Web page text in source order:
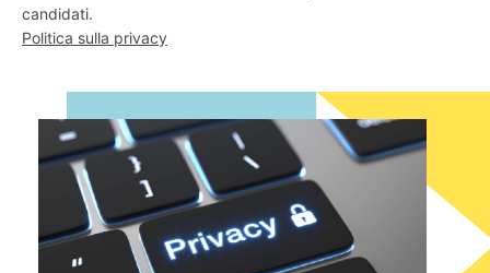
candidati.
Politica sulla privacy